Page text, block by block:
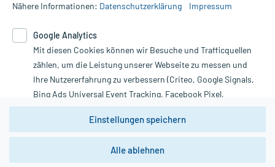
die Untersuchung und Behandlung durch einen Arzt. Bitte
Therapien eingeleitet werden können. | Diese Webseite benutzt
Google Analytics. Lesen Sie bitte dazu die wichtigen Hinweise in
unserer Datenschutzerklärung. Für den Widerruf einer Bestellung
nutzen Sie das Formular:
Vertrag widerrufen
*Hinweise zu unseren Aktionen und Bewertungen
Nähere Informationen: Datenschutzerklärung Impressum
Google Analytics
Mit diesen Cookies können wir Besuche und Trafficquellen
zählen, um die Leistung unserer Webseite zu messen und
Ihre Nutzererfahrung zu verbessern (Criteo, Google Signals,
Bing Ads Universal Event Tracking, Facebook Pixel,
Youtube-Social Plugin).
Wir weisen darauf hin, dass die
zwingend den Europäischen Anforderungen gem. EU-
DSGVO genügen und ein Datentransfer in Drittstaaten bzw.
Einstellungen speichern
Alle ablehnen